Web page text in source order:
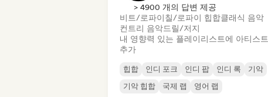
> 4900 개의 답변 제공
비트/로파이칠/로파이 힙합클래식 음악
컨트리 음악드릴/저지
내 영향력 있는 플레이리스트에 아티스트
추가
힙합 인디 포크 인디 팝 인디 록
기악
기악 힙합
국제 랩 영어 랩